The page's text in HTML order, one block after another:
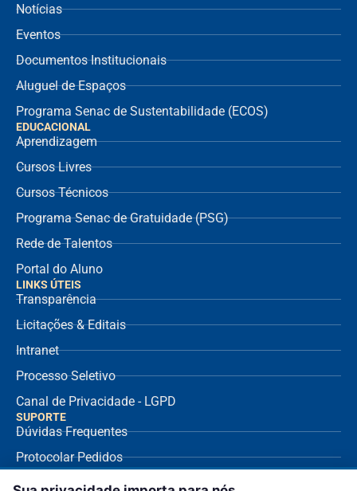
Notícias
Eventos
Documentos Institucionais
Aluguel de Espaços
Programa Senac de Sustentabilidade (ECOS)
EDUCACIONAL
Aprendizagem
Cursos Livres
Cursos Técnicos
Programa Senac de Gratuidade (PSG)
Rede de Talentos
Portal do Aluno
LINKS ÚTEIS
Transparência
Licitações & Editais
Intranet
Processo Seletivo
Canal de Privacidade - LGPD
SUPORTE
Dúvidas Frequentes
Protocolar Pedidos
Envio de NF Fornecedor